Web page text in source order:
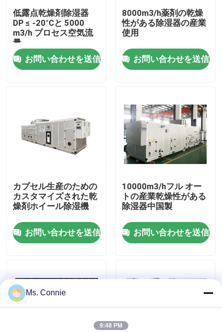
家
工場旅行
私達に連絡しなさい
ニュース
産業空気除湿器
低露点乾燥剤除湿器
DP ≤ -20°Cと 5000
m3/h プロセス空気流
量
お問い合わせを送信
8000m3/h薬剤の乾燥
性がある除湿器の産業
使用
お問い合わせを送信
カプセル生産のための
カスタマイズされた乾
燥剤ホイール除湿機
お問い合わせを送信
10000m3/hフル オー
トの産業乾燥性がある
除湿器中国製
お問い合わせを送信
Ms. Connie
9:48 PM